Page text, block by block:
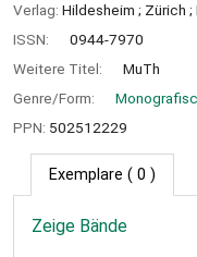
Verlag: Hildesheim ; Zürich ;
ISSN:
0944-7970
Weitere Titel:
MuTh
Genre/Form:
PPN: 502512229
Exemplare ( 0 )
Zeige Bände